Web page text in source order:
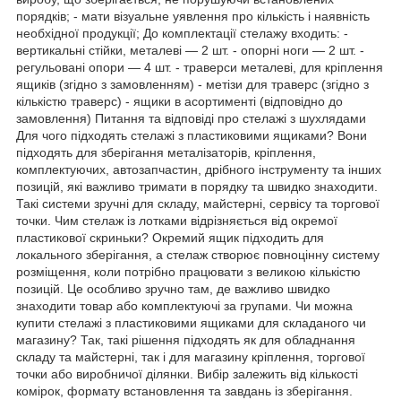
порядків; - мати візуальне уявлення про кількість і наявність
необхідної продукції; До комплектації стелажу входить: -
вертикальні стійки, металеві — 2 шт. - опорні ноги — 2 шт. -
регульовані опори — 4 шт. - траверси металеві, для кріплення
ящиків (згідно з замовленням) - метізи для траверс (згідно з
кількістю траверс) - ящики в асортименті (відповідно до
замовлення) Питання та відповіді про стелажі з шухлядами
Для чого підходять стелажі з пластиковими ящиками? Вони
підходять для зберігання металізаторів, кріплення,
комплектуючих, автозапчастин, дрібного інструменту та інших
позицій, які важливо тримати в порядку та швидко знаходити.
Такі системи зручні для складу, майстерні, сервісу та торгової
точки. Чим стелаж із лотками відрізняється від окремої
пластикової скриньки? Окремий ящик підходить для
локального зберігання, а стелаж створює повноцінну систему
розміщення, коли потрібно працювати з великою кількістю
позицій. Це особливо зручно там, де важливо швидко
знаходити товар або комплектуючі за групами. Чи можна
купити стелажі з пластиковими ящиками для складаного чи
магазину? Так, такі рішення підходять як для обладнання
складу та майстерні, так і для магазину кріплення, торгової
точки або виробничої ділянки. Вибір залежить від кількості
комірок, формату встановлення та завдань із зберігання.